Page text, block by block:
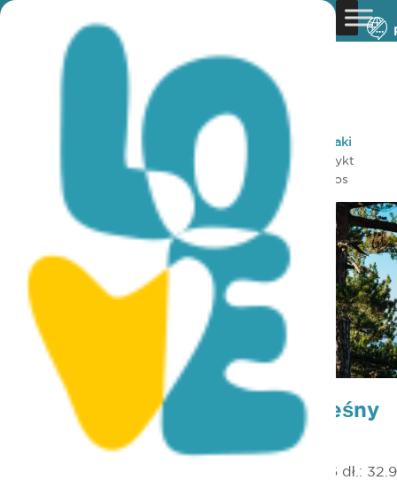
Home Discover Cyprus
Szlaki
Loumata ton Aeton (liniowy) – dystrykt
Lemesos (Limassol), leśny szlak przyrodniczy Troodos
Loumata ton Aeton (liniowy) –
dystrykt Lemesos (Limassol), leśny
szlak przyrodniczy Troodos
Współrzędne GPS punktu
szer.: 34.915396 dł.: